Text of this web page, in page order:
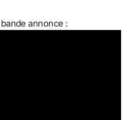
annonce :